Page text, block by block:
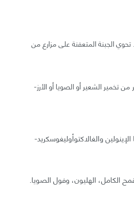
تحوي الجبنة المتعفنة على مزارع من
تخمير الشعير أو الصويا أو الأرز-
والغالاكتوأوليغوسكريد-
الكامل، الهليون، وفول الصويا.